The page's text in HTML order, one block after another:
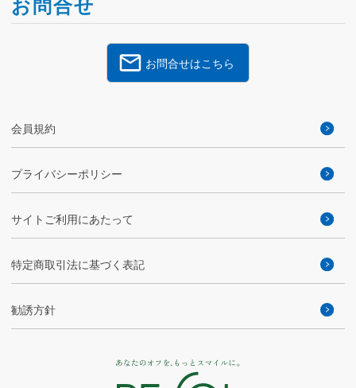
お問合せ
お問合せはこちら
会員規約
プライバシーポリシー
サイトご利用にあたって
特定商取引法に基づく表記
勧誘方針